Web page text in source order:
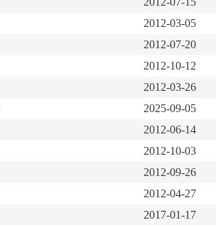
2012-03-05
2012-07-20
2012-10-12
2012-03-26
2025-09-05
2012-06-14
2012-10-03
2012-09-26
2012-04-27
2017-01-17